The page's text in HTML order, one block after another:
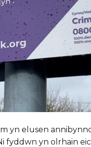
yn elusen
fyddwn yn olrhain